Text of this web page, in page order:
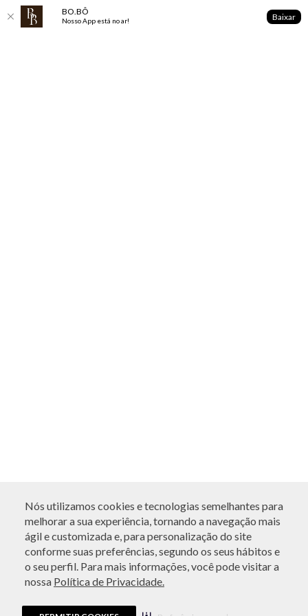
BO.BÔ
Nosso App está no ar! Baixar
Nós utilizamos cookies e tecnologias semelhantes para
melhorar a sua experiência, tornando a navegação mais
ágil e customizada e, para personalização do site
conforme suas preferências, segundo os seus hábitos e
o seu perfil. Para mais informações, você pode visitar a
nossa Política de Privacidade.